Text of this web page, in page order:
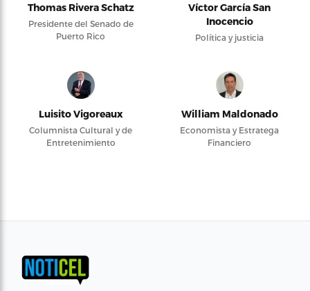
Thomas Rivera Schatz
Presidente del Senado de
Puerto Rico
Víctor García San
Inocencio
Política y justicia
Luisito Vigoreaux
Columnista Cultural y de
Entretenimiento
William Maldonado
Economista y Estratega
Financiero